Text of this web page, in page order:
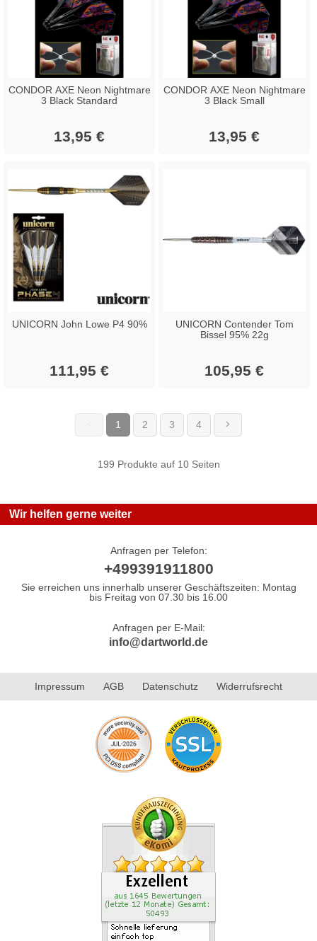
CONDOR AXE Neon Nightmare
3 Black Standard
13,95 €
CONDOR AXE Neon Nightmare
3 Black Small
13,95 €
UNICORN John Lowe P4 90%
111,95 €
UNICORN Contender Tom
Bissel 95% 22g
105,95 €
1 (current)
2 3 4
199 Produkte auf 10 Seiten
Wir helfen gerne weiter
Anfragen per Telefon:
+499391911800
Sie erreichen uns innerhalb unserer Geschäftszeiten: Montag
bis Freitag von 07.30 bis 16.00
Anfragen per E-Mail:
info@dartworld.de
Impressum AGB Datenschutz Widerrufsrecht